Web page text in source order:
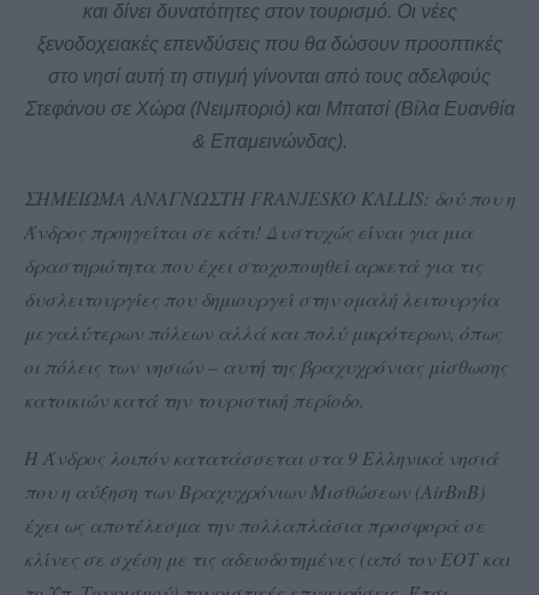
και δίνει δυνατότητες στον τουρισμό. Οι νέες
ξενοδοχειακές επενδύσεις που θα δώσουν προοπτικές
στο νησί αυτή τη στιγμή γίνονται από τους αδελφούς
Στεφάνου σε Χώρα (Νειμποριό) και Μπατσί (Βίλα Ευανθία
& Επαμεινώνδας).
ΣΗΜΕΙΩΜΑ ΑΝΑΓΝΩΣΤΗ FRANJESKO KALLIS: δού που η
Άνδρος προηγείται σε κάτι! Δυστυχώς είναι για μια
δραστηριότητα που έχει στοχοποιηθεί αρκετά για τις
δυσλειτουργίες που δημιουργεί στην ομαλή λειτουργία
μεγαλύτερων πόλεων αλλά και πολύ μικρότερων, όπως
οι πόλεις των νησιών – αυτή της βραχυχρόνιας μίσθωσης
κατοικιών κατά την τουριστική περίοδο.
Η Άνδρος λοιπόν κατατάσσεται στα 9 Ελληνικά νησιά
που η αύξηση των Βραχυχρόνιων Μισθώσεων (AirBnB)
έχει ως αποτέλεσμα την πολλαπλάσια προσφορά σε
κλίνες σε σχέση με τις αδειοδοτημένες (από τον ΕΟΤ και